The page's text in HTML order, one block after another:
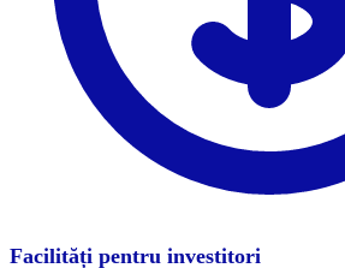
Facilități pentru investitori